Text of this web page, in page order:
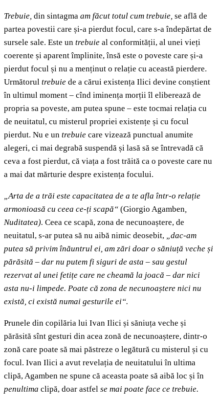
Trebuie, din sintagma am făcut totul cum trebuie, se află de
partea povestii care și-a pierdut focul, care s-a îndepărtat de
sursele sale. Este un trebuie al conformității, al unei vieți
coerente și aparent împlinite, însă este o poveste care și-a
pierdut focul și nu a menținut o relație cu această pierdere.
Următorul trebuie de a cărui existența Ilici devine conștient
în ultimul moment – cînd iminența morții îl eliberează de
propria sa poveste, am putea spune – este tocmai relația cu
de neuitatul, cu misterul propriei existențe și cu focul
pierdut. Nu e un trebuie care vizează punctual anumite
alegeri, ci mai degrabă suspendă și lasă să se întrevadă că
ceva a fost pierdut, că viața a fost trăită ca o poveste care nu
a mai dat mărturie despre existența focului.
„Arta de a trăi este capacitatea de a te afla într-o relație
armonioasă cu ceea ce-ți scapă“ (Giorgio Agamben,
Nuditatea). Ceea ce scapă, zona de necunoaștere, de
neuitatul, s-ar putea să nu aibă nimic deosebit, „dac-am
putea să privim înăuntrul ei, am zări doar o săniuță veche și
părăsită – dar nu putem fi siguri de asta – sau gestul
rezervat al unei fetițe care ne cheamă la joacă – dar nici
asta nu-i limpede. Poate că zona de necunoaștere nici nu
există, ci există numai gesturile ei“.
Prunele din copilăria lui Ivan Ilici și săniuța veche și
părăsită sînt gesturi din acea zonă de necunoaștere, dintr-o
zonă care poate să mai păstreze o legătură cu misterul și cu
focul. Ivan Ilici a avut revelația de neuitatului în ultima
clipă, Agamben ne spune că aceasta poate să aibă loc și în
penultima clipă, doar astfel se mai poate face ce trebuie.